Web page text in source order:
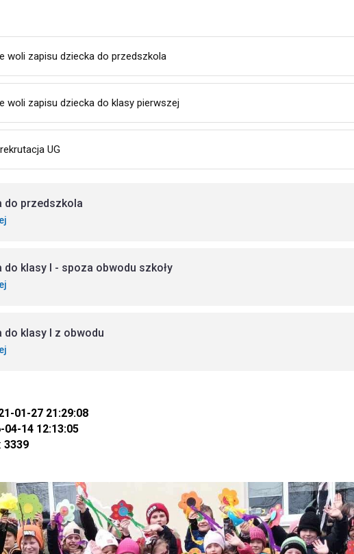
woli zapisu dziecka do przedszkola
woli zapisu dziecka do klasy pierwszej
UG
do przedszkola
do klasy I - spoza obwodu szkoły
do klasy I z obwodu
01-27 21:29:08
04-14 12:13:05
3339